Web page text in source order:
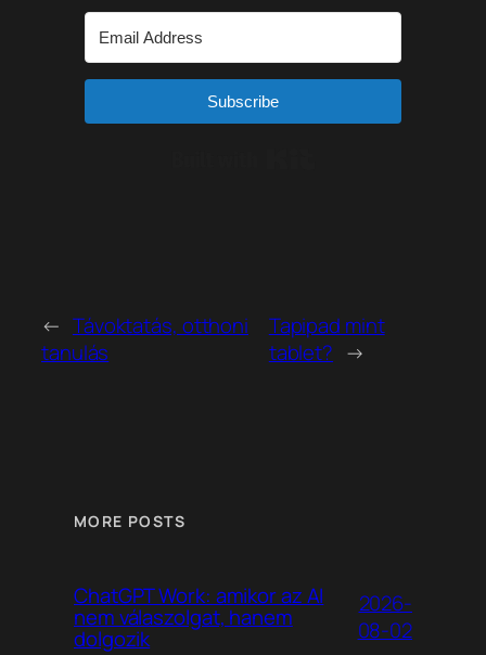
Subscribe
← Távoktatás, otthoni
tanulás
Tapipad mint
tablet? →
MORE POSTS
ChatGPT Work: amikor az AI
nem válaszolgat, hanem
dolgozik
2026-
08-02